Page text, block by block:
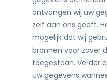
ontvangen wij uw
zelf aan ons geeft.
mogelijk dat wij
bronnen voor zover
toegestaan. Verder
uw gegevens